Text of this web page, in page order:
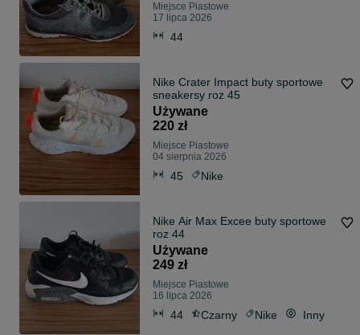
Miejsce Piastowe
17 lipca 2026
44
Nike Crater Impact buty sportowe
sneakersy roz 45
Używane
220 zł
Miejsce Piastowe
04 sierpnia 2026
45 Nike
Nike Air Max Excee buty sportowe
roz 44
Używane
249 zł
Miejsce Piastowe
16 lipca 2026
44 Czarny Nike Inny